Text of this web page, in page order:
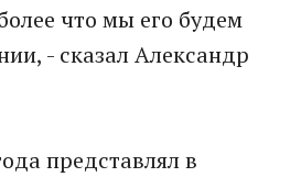
что мы его будем
- сказал Александр
представлял в